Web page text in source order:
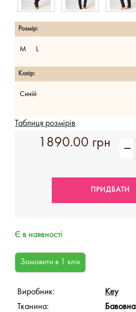
Розмір:
M L
Колір:
Синій
Таблиця розмірів
1890.00 грн
Є в наявності
Виробник:
Key
Тканина:
Бавовна